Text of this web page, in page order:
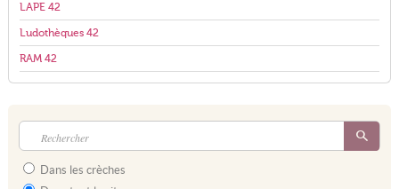
LAPE 42
Ludothèques 42
RAM 42
Dans les crèches